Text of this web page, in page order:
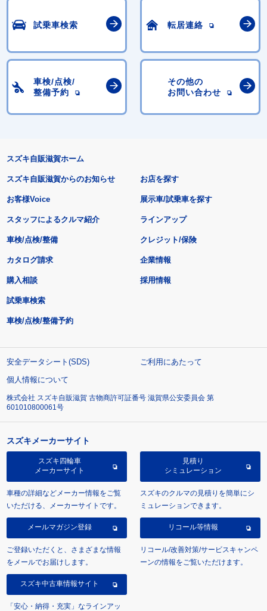
試乗車検索 転居連絡
車検/点検/
整備予約
その他の
お問い合わせ
スズキ自販滋賀ホーム
スズキ自販滋賀からのお知らせ
お客様Voice
スタッフによるクルマ紹介
お店を探す
展示車/試乗車を探す
ラインアップ
車検/点検/整備 クレジット/保険
カタログ請求
購入相談
試乗車検索
車検/点検/整備予約
企業情報
採用情報
安全データシート(SDS)
ご利用にあたって
個人情報について
株式会社 スズキ自販滋賀 古物商許可証番号 滋賀県公安委員会 第
601010800061号
スズキメーカーサイト
スズキ四輪車
メーカーサイト
車種の詳細などメーカー情報をご覧
いただける、メーカーサイトです。
見積り
シミュレーション
スズキのクルマの見積りを簡単にシ
ミュレーションできます。
メールマガジン登録
ご登録いただくと、さまざまな情報
をメールでお届けします。
リコール等情報
リコール/改善対策/サービスキャンペ
ーンの情報をご覧いただけます。
スズキ中古車情報サイト
「安心・納得・充実」なラインアッ